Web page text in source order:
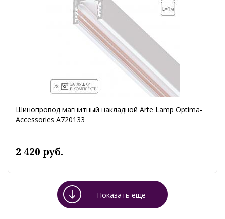
Шинопровод магнитный накладной Arte Lamp Optima-
Accessories A720133
2 420 руб.
Показать еще